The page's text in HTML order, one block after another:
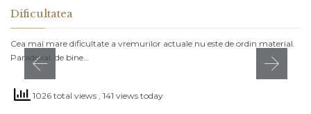
Dificultatea
Cea mai mare dificultate a vremurilor actuale nu este de ordin material.
Paradoxal, de bine…
1026 total views , 141 views today